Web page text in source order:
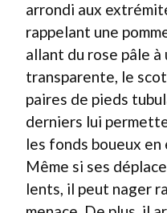
arrondi aux
rappelant une
allant du rose pâle
transparente, le
paires de pieds
derniers lui
les fonds boueux
Même si ses
lents, il peut nager